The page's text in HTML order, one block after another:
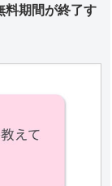
料期間が終了す